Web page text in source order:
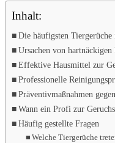
Inhalt:
Die häufigsten
Ursachen von hartnäckigen
Effektive Hausmittel zur
Professionelle
Präventivmaßnahmen
Wann ein Profi zur
Häufig gestellte Fragen
Welche Tiergerüche